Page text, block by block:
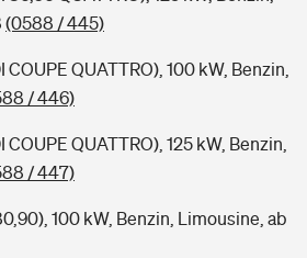
(0588 / 445)
QUATTRO), 100 kW, Benzin,
/ 446)
QUATTRO), 125 kW, Benzin,
/ 447)
100 kW, Benzin, Limousine, ab